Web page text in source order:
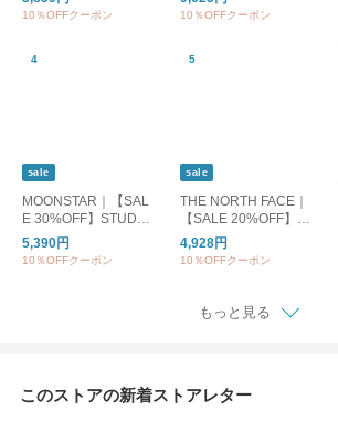
レーシューズ フラッ
10％OFFクーポン
84kwc
10％OFFクーポン
sale
MOONSTAR｜【SAL
E 30%OFF】STUDEN
スチューデン 810s エ
イトテンス スニーカ
5,390円
10％OFFクーポン
sale
THE NORTH FACE｜
【SALE 20%OFF】S/
S ES Big Logo Tee シ
ョートスリーブ ES ビ
ップス ntw32581
4,928円
10％OFFクーポン
もっと見る
このストアの新着ストアレター